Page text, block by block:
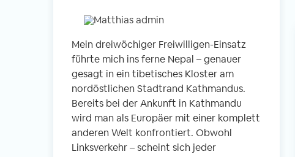
Mein dreiwöchiger Freiwilligen-Einsatz
führte mich ins ferne Nepal – genauer
gesagt in ein tibetisches Kloster am
nordöstlichen Stadtrand Kathmandus.
Bereits bei der Ankunft in Kathmandu
wird man als Europäer mit einer komplett
anderen Welt konfrontiert. Obwohl
Linksverkehr – scheint sich jeder